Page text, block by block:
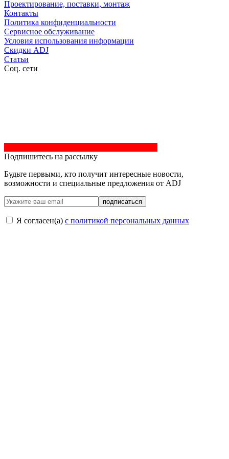
Проектирование, поставки, монтаж
Контакты
Политика конфиденциальности
Сервисное обслуживание
Условия использования информации
Скидки ADJ
Статьи
Соц. сети
Подпишитесь на рассылку
Будьте первыми, кто получит интересные новости,
возможности и специальные предложения от ADJ
подписаться
Я согласен(a) с политикой персональных данных